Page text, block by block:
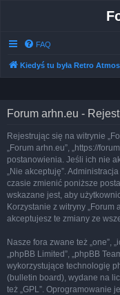
FAQ
Kiedyś tu była Retro
Forum arhn.eu -
Rejestrując się na witrynie
„Forum arhn.eu”, „https://
postanowienia. Jeśli ich nie
„Nie akceptuję”.
czasie zmienić poniższe
wskazane jest, aby
Korzystanie z witryny
akceptujesz te zmiany ze
Nasze fora zwane też „one”,
„phpBB Limited”, „phpBB
wykorzystujące technologię
(bulletin board), wydane na
też „GPL”. Oprogramowanie